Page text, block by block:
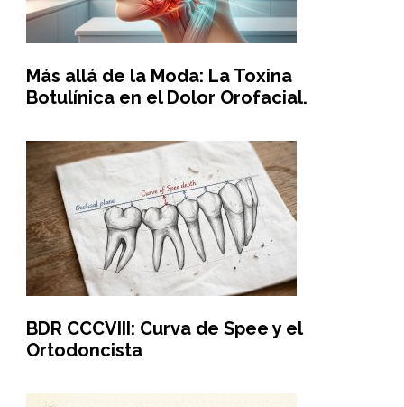
Más allá de la Moda: La Toxina
Botulínica en el Dolor Orofacial.
BDR CCCVIII: Curva de Spee y el
Ortodoncista